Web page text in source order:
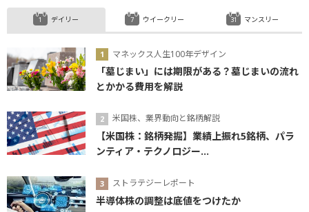
デイリー
マネックス人生100年デザイン
「墓じまい」には期限がある？墓じまいの流れ
とかかる費用を解説
米国株、業界動向と銘柄解説
【米国株：銘柄発掘】業績上振れ5銘柄、パラ
ンティア・テクノロジー...
ストラテジーレポート
半導体株の調整は底値をつけたか
ウイークリー マンスリー